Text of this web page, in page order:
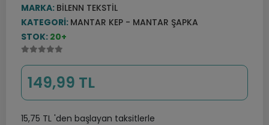
MARKA: BILENN TEKSTIL
KATEGORI: MANTAR KEP - MANTAR ŞAPKA
STOK: 20+
149,99 TL
15,75 TL 'den başlayan taksitlerle